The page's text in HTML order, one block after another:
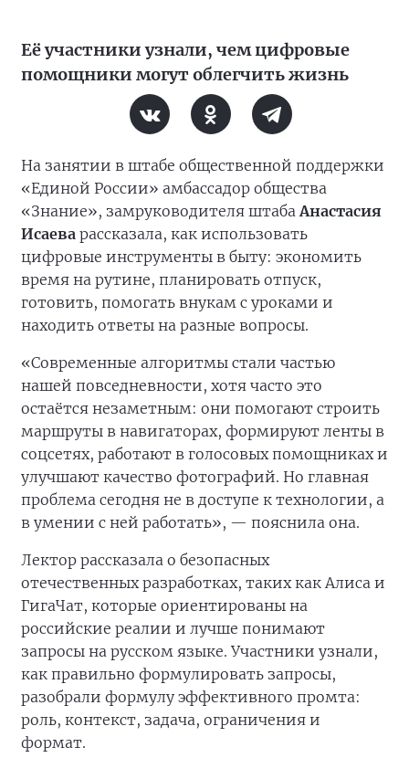
Её участники узнали, чем цифровые
помощники могут облегчить жизнь
На занятии в штабе общественной поддержки
«Единой России» амбассадор общества
«Знание», замруководителя штабаАнастасия
Исаева рассказала, как использовать
цифровые инструменты в быту: экономить
время на рутине, планировать отпуск,
готовить, помогать внукам с уроками и
находить ответы на разные вопросы.
«Современные алгоритмы стали частью
нашей повседневности, хотя часто это
остаётся незаметным: они помогают строить
маршруты в навигаторах, формируют ленты в
соцсетях, работают в голосовых помощниках и
улучшают качество фотографий. Но главная
проблема сегодня не в доступе к технологии, а
в умении с ней работать», — пояснила она.
Лектор рассказала о безопасных
отечественных разработках, таких как Алиса и
ГигаЧат, которые ориентированы на
российские реалии и лучше понимают
запросы на русском языке. Участники узнали,
как правильно формулировать запросы,
разобрали формулу эффективного промта:
роль, контекст, задача, ограничения и
формат.